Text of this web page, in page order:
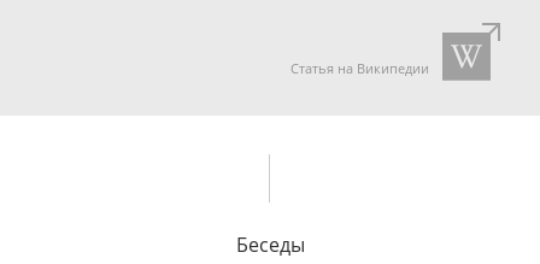
Статья на Википедии
Беседы